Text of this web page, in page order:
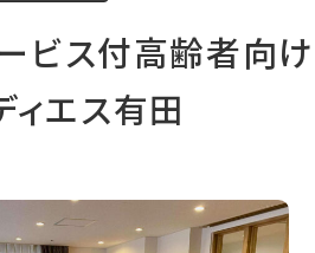
ビス付高齢者向け
ィエス有田